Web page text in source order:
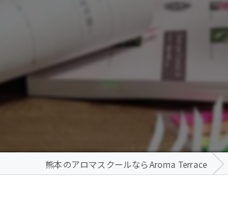
施術事例 バッチフラワーレメディ
熊本のアロマスクールならAroma Terrace